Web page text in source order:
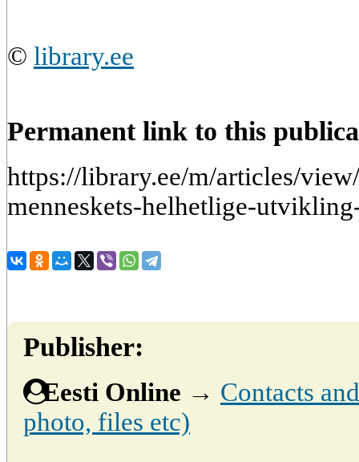
© library.ee
Permanent link to this
https://library.ee/m/articles/
menneskets-helhetlige-
Publisher:
Eesti Online → Contacts
photo, files etc)